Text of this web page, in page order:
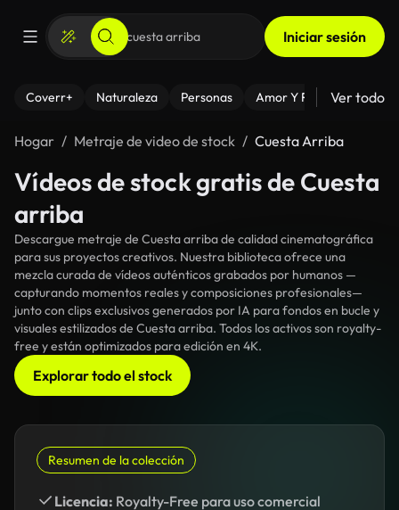
Iniciar sesión
Coverr+ Naturaleza Personas Amor Y Relaciones
Ver todo
Hogar Metraje de video de stock Cuesta Arriba
Vídeos de stock gratis de Cuesta
arriba
Descargue metraje de Cuesta arriba de calidad cinematográfica
para sus proyectos creativos. Nuestra biblioteca ofrece una
mezcla curada de vídeos auténticos grabados por humanos —
capturando momentos reales y composiciones profesionales—
junto con clips exclusivos generados por IA para fondos en bucle y
visuales estilizados de Cuesta arriba. Todos los activos son royalty-
free y están optimizados para edición en 4K.
Explorar todo el stock
Resumen de la colección
Licencia: Royalty-Free para uso comercial